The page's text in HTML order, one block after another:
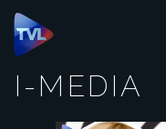
Panneau de gestion
I-MEDIA